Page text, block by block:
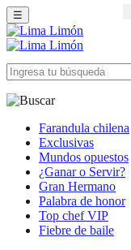
☰
Farandula chilena
Exclusivas
Mundos opuestos
¿Ganar o Servir?
Gran Hermano
Palabra de honor
Top chef VIP
Fiebre de baile